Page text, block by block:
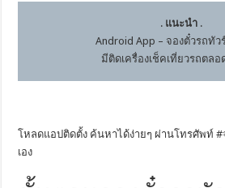
. แนะนำ.
Android App – จองตั๋วรถทั
มีติดเครื่องเช็คเที่ยวรถตลอ
โหลดแอปติดตั้ง ค้นหาได้ง่ายๆ ผ่านโทรศัพท์ #
เอง